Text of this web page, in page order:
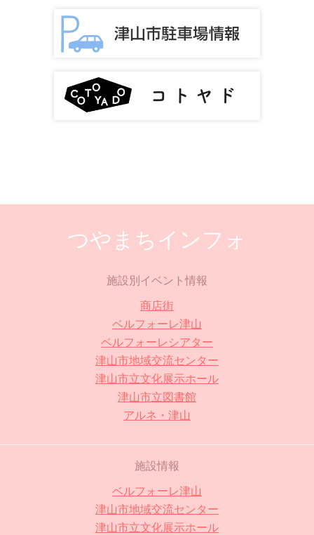
つやまちインフォ
施設別イベント情報
商店街
ベルフォーレ津山
ベルフォーレシアター
津山市地域交流センター
津山市立文化展示ホール
津山市立図書館
アルネ・津山
施設情報
ベルフォーレ津山
津山市地域交流センター
津山市立文化展示ホール